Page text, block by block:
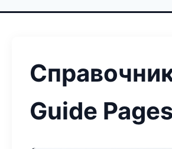
Guide Pages